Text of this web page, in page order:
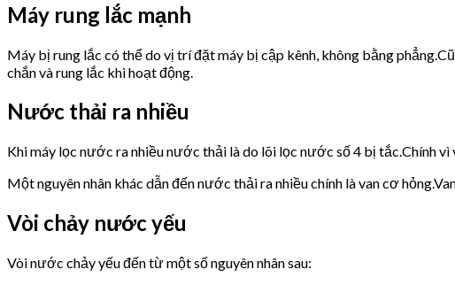
Máy rung lắc mạnh
Máy bị rung lắc có thể do vị trí đặt máy bị cập kênh, không bằng
chắn và rung lắc khi hoạt động.
Nước thải ra nhiều
Khi máy lọc nước ra nhiều nước thải là do lõi lọc nước số 4 bị tắc.Chính
Một nguyên nhân khác dẫn đến nước thải ra nhiều chính là van cơ
Vòi chảy nước yếu
Vòi nước chảy yếu đến từ một số nguyên nhân sau: